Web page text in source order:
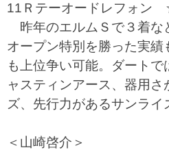
11Ｒテーオードレフォ
昨年のエルムＳで３着な
オープン特別を勝った実
も上位争い可能。ダート
ャスティンアース、器用
ズ、先行力があるサンライ
＜山崎啓介＞